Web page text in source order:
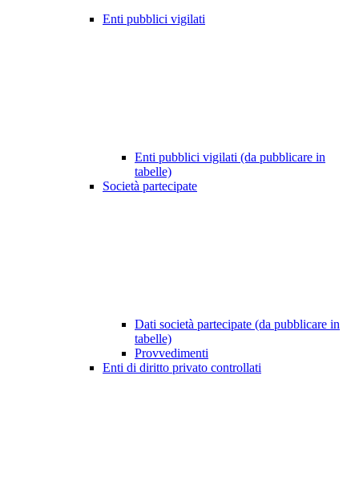
Enti pubblici vigilati
Enti pubblici vigilati (da pubblicare in
tabelle)
Società partecipate
Dati società partecipate (da pubblicare in
tabelle)
Provvedimenti
Enti di diritto privato controllati